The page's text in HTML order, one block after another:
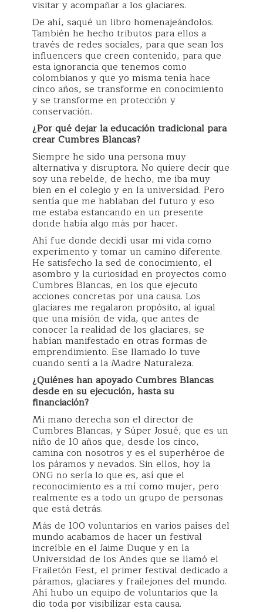
visitar y acompañar a los glaciares.
De ahí, saqué un libro homenajeándolos.
También he hecho tributos para ellos a
través de redes sociales, para que sean los
influencers que creen contenido, para que
esta ignorancia que tenemos como
colombianos y que yo misma tenía hace
cinco años, se transforme en conocimiento
y se transforme en protección y
conservación.
¿Por qué dejar la educación tradicional para
crear Cumbres Blancas?
Siempre he sido una persona muy
alternativa y disruptora. No quiere decir que
soy una rebelde, de hecho, me iba muy
bien en el colegio y en la universidad. Pero
sentía que me hablaban del futuro y eso
me estaba estancando en un presente
donde había algo más por hacer.
Ahí fue donde decidí usar mi vida como
experimento y tomar un camino diferente.
He satisfecho la sed de conocimiento, el
asombro y la curiosidad en proyectos como
Cumbres Blancas, en los que ejecuto
acciones concretas por una causa. Los
glaciares me regalaron propósito, al igual
que una misión de vida, que antes de
conocer la realidad de los glaciares, se
habían manifestado en otras formas de
emprendimiento. Ese llamado lo tuve
cuando sentí a la Madre Naturaleza.
¿Quiénes han apoyado Cumbres Blancas
desde en su ejecución, hasta su
financiación?
Mi mano derecha son el director de
Cumbres Blancas, y Súper Josué, que es un
niño de 10 años que, desde los cinco,
camina con nosotros y es el superhéroe de
los páramos y nevados. Sin ellos, hoy la
ONG no sería lo que es, así que el
reconocimiento es a mí como mujer, pero
realmente es a todo un grupo de personas
que está detrás.
Más de 100 voluntarios en varios países del
mundo acabamos de hacer un festival
increíble en el Jaime Duque y en la
Universidad de los Andes que se llamó el
Frailetón Fest, el primer festival dedicado a
páramos, glaciares y frailejones del mundo.
Ahí hubo un equipo de voluntarios que la
dio toda por visibilizar esta causa.